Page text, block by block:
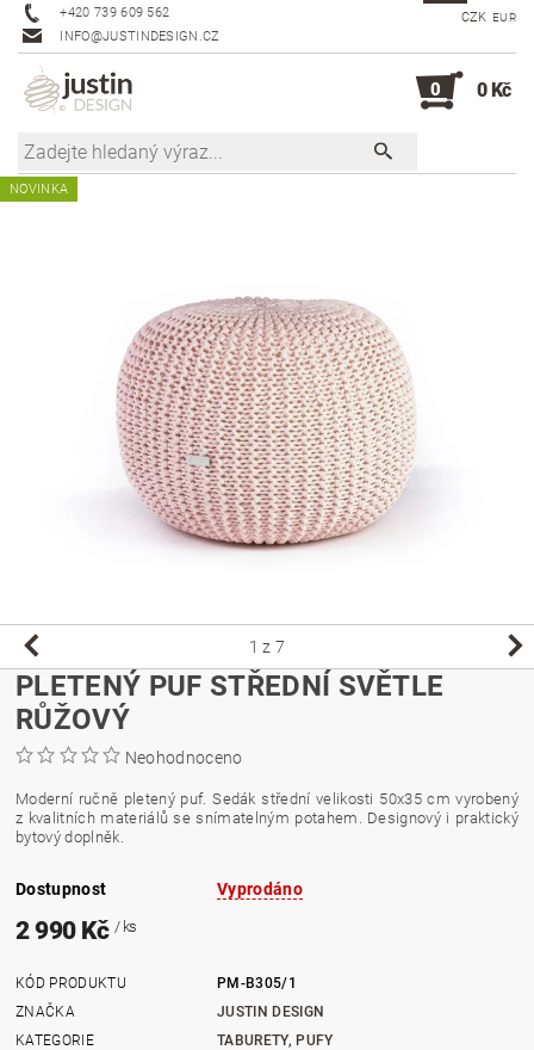
+420 739 609 562
INFO@JUSTINDESIGN.CZ
CZK EUR
0 0 Kč
NOVINKA
1 z 7
PLETENÝ PUF STŘEDNÍ SVĚTLE
RŮŽOVÝ
Neohodnoceno
Moderní ručně pletený puf. Sedák střední velikosti 50x35 cm vyrobený
z kvalitních materiálů se snímatelným potahem. Designový i praktický
bytový doplněk.
Dostupnost Vyprodáno
2 990 Kč / ks
KÓD PRODUKTU
PM-B305/1
ZNAČKA
JUSTIN DESIGN
KATEGORIE
TABURETY, PUFY